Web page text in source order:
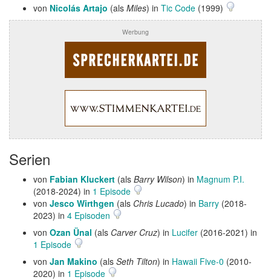
von Nicolás Artajo (als Miles) in Tic Code (1999)
Werbung
Serien
von Fabian Kluckert (als Barry Wilson) in Magnum P.I.
(2018-2024) in 1 Episode
von Jesco Wirthgen (als Chris Lucado) in Barry (2018-
2023) in 4 Episoden
von Ozan Ünal (als Carver Cruz) in Lucifer (2016-2021) in
1 Episode
von Jan Makino (als Seth Tilton) in Hawaii Five-0 (2010-
2020) in 1 Episode